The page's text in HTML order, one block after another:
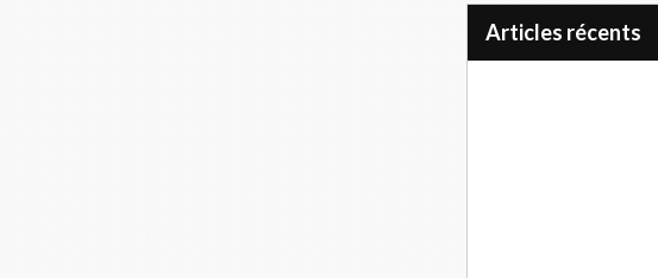
articles récents